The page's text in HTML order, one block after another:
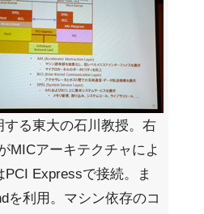
る東大の石川教授。右
MICアーキテクチャによ
Expressで接続。ま
を利用。マシン依存のコ